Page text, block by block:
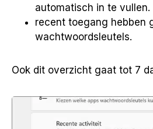
automatisch in te vullen.
recent toegang hebben
wachtwoordsleutels.
Ook dit overzicht gaat tot 7